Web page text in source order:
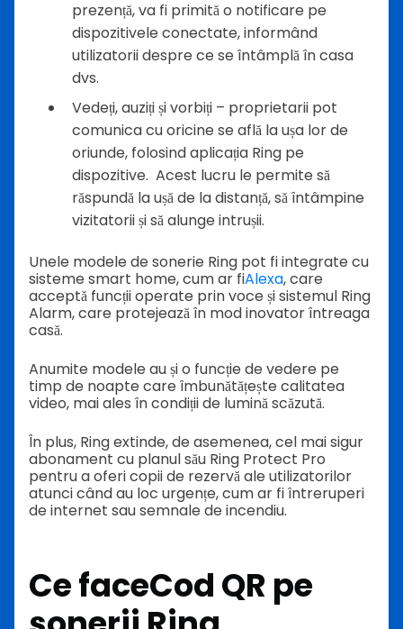
prezență, va fi primită o notificare pe
dispozitivele conectate, informând
utilizatorii despre ce se întâmplă în casa
dvs.
Vedeți, auziți și vorbiți – proprietarii pot
comunica cu oricine se află la ușa lor de
oriunde, folosind aplicația Ring pe
dispozitive. Acest lucru le permite să
răspundă la ușă de la distanță, să întâmpine
vizitatorii și să alunge intrușii.
Unele modele de sonerie Ring pot fi integrate cu
sisteme smart home, cum ar fiAlexa, care
acceptă funcții operate prin voce și sistemul Ring
Alarm, care protejează în mod inovator întreaga
casă.
Anumite modele au și o funcție de vedere pe
timp de noapte care îmbunătățește calitatea
video, mai ales în condiții de lumină scăzută.
În plus, Ring extinde, de asemenea, cel mai sigur
abonament cu planul său Ring Protect Pro
pentru a oferi copii de rezervă ale utilizatorilor
atunci când au loc urgențe, cum ar fi întreruperi
de internet sau semnale de incendiu.
Ce faceCod QR pe